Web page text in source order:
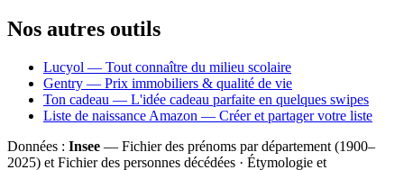
Nos autres outils
Lucyol — Tout connaître du milieu scolaire
Gentry — Prix immobiliers & qualité de vie
Ton cadeau — L'idée cadeau parfaite en quelques swipes
Liste de naissance Amazon — Créer et partager votre liste
Données : Insee — Fichier des prénoms par département (1900–
2025) et Fichier des personnes décédées · Étymologie et